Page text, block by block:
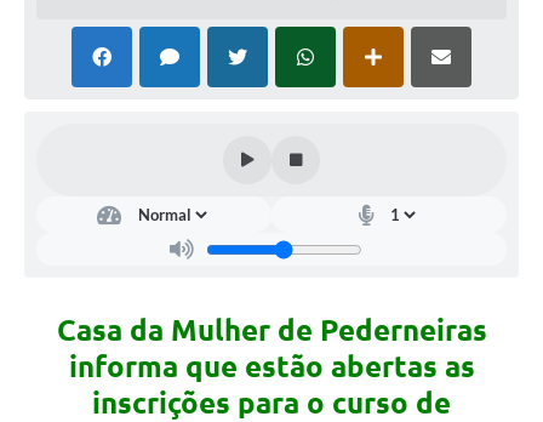
Casa da Mulher de Pederneiras
informa que estão abertas as
inscrições para o curso de